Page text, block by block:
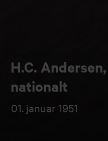
H.C.
nationalt
01. januar 1951